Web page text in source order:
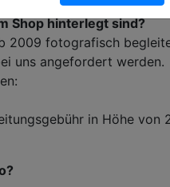
Shop hinterlegt sind?
2009 fotografisch
uns angefordert werden.
in Höhe